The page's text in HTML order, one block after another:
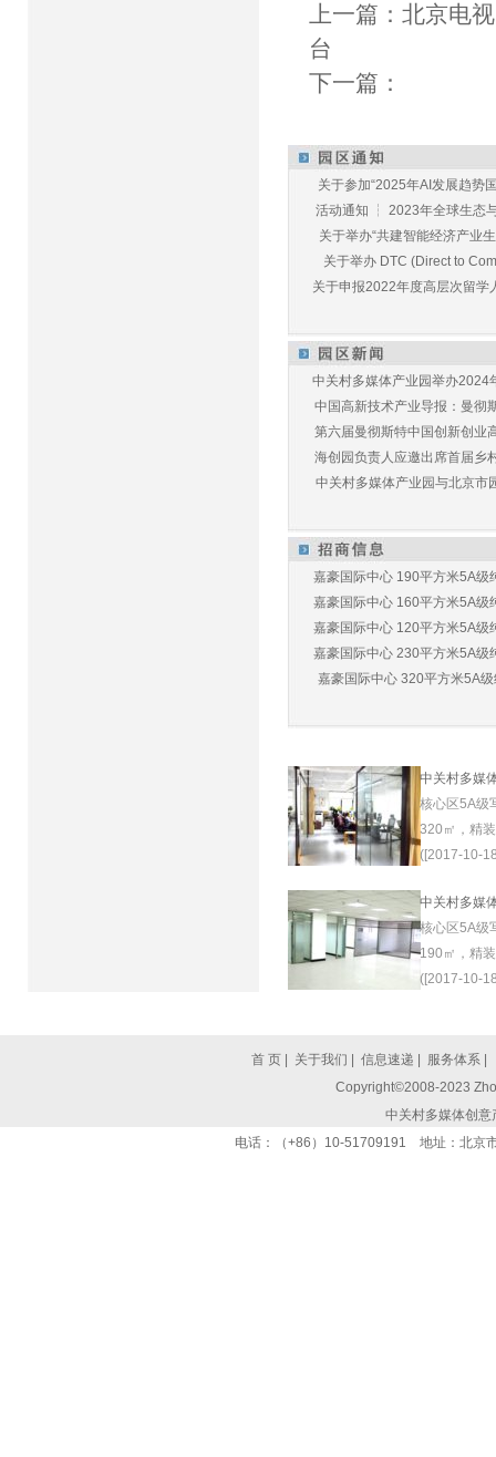
上一篇：北京电
台
下一篇：
关于参加“2025年AI发展趋势
活动通知 ┆ 2023年全球生态
关于举办“共建智能经济产业
关于举办 DTC (Direct to
关于申报2022年度高层次留学
中关村多媒体产业园举办2024
中国高新技术产业导报：曼彻
第六届曼彻斯特中国创新创业
海创园负责人应邀出席首届乡
中关村多媒体产业园与北京市
嘉豪国际中心 190平方米5A级
嘉豪国际中心 160平方米5A级
嘉豪国际中心 120平方米5A级
嘉豪国际中心 230平方米5A级
嘉豪国际中心 320平方米5A
中关村多媒
核心区5A级
320㎡，精
([2017-10-
中关村多媒
核心区5A级
190㎡，精
([2017-10-
首 页 关于我们 信息速递 服务体系
Copyright©2008-2023
中关村多媒体创
电话：（+86）10-51709191 地址：北京